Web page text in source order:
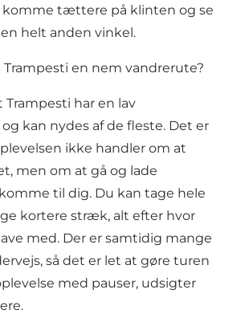
komme tættere på klinten og se
helt anden vinkel.
Trampesti en nem vandrerute?
Trampesti har en lav
kan nydes af de fleste. Det er
ikke handler om at
men om at gå og lade
til dig. Du kan tage hele
kortere stræk, alt efter hvor
med. Der er samtidig mange
så det er let at gøre turen
med pauser, udsigter